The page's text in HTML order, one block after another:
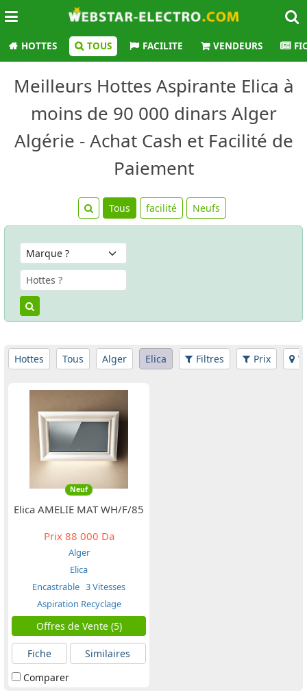
HOTTES TOUS FACILITE VENDEURS
Meilleurs Hottes Aspirante Elica à
moins de 90 000 dinars Alger
Algérie - Achat Cash et Facilité de
Paiement
Tous facilité Neufs
Hottes Tous Alger Elica Filtres Prix
Neuf
Elica AMELIE MAT WH/F/85
Prix88 000 Da
Alger
Elica
Encastrable 3 Vitesses
Aspiration Recyclage
Offres de Vente (5)
Fiche
Similaires
Comparer